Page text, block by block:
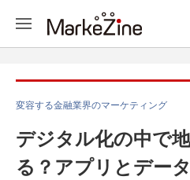
変容する金融業界のマーケティング
デジタル化の中で
る？アプリとデー